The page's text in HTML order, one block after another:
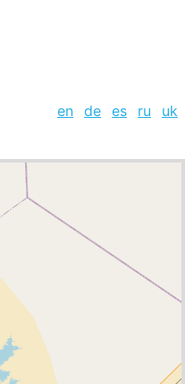
en de es ru
uk